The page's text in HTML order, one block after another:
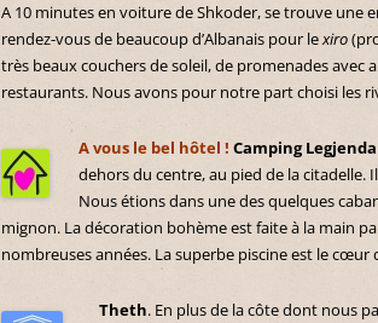
A 10 minutes en voiture de Shkoder, se trouve une
rendez-vous de beaucoup d’Albanais pour lexiro
très beaux couchers de soleil, de promenades
restaurants. Nous avons pour notre part choisi les
A vous le bel hôtel ! Camping
dehors du centre, au pied de la citadelle.
Nous étions dans une des quelques
mignon. La décoration bohème est faite à la main
nombreuses années. La superbe piscine est le
Theth. En plus de la côte dont nous